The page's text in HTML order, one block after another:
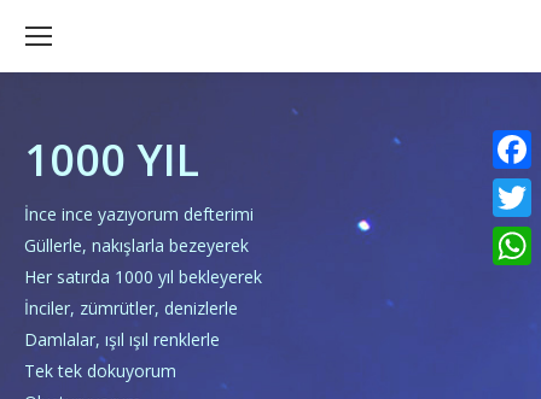
1000 YIL
İnce ince yazıyorum defterimi
Güllerle, nakışlarla bezeyerek
Her satırda 1000 yıl bekleyerek
İnciler, zümrütler, denizlerle
Damlalar, ışıl ışıl renklerle
Tek tek dokuyorum